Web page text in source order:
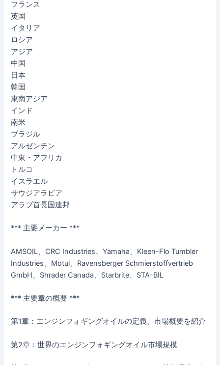
フランス
英国
イタリア
ロシア
アジア
中国
日本
韓国
東南アジア
インド
南米
ブラジル
アルゼンチン
中東・アフリカ
トルコ
イスラエル
サウジアラビア
アラブ首長国連邦
*** 主要メーカー ***
AMSOIL、CRC Industries、Yamaha、Kleen-Flo Tumbler
Industries、Motul、Ravensberger Schmierstoffvertrieb
GmbH、Shrader Canada、Starbrite、STA-BIL
*** 主要章の概要 ***
第1章：エンジンフォギングオイルの定義、市場概要を紹介
第2章：世界のエンジンフォギングオイル市場規模